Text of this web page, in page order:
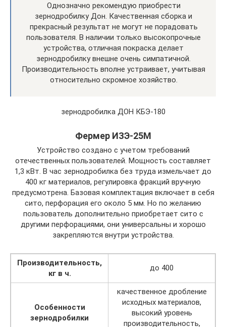
Однозначно рекомендую приобрести
зернодробилку Дон. Качественная сборка и
прекрасный результат не могут не порадовать
пользователя. В наличии только высокопрочные
устройства, отличная покраска делает
зернодробилку внешне очень симпатичной.
Производительность вполне устраивает, учитывая
относительно скромное хозяйство.
зернодробилка ДОН КБЭ-180
Фермер ИЗЭ-25М
Устройство создано с учетом требований
отечественных пользователей. Мощность составляет
1,3 кВт. В час зернодробилка без труда измельчает до
400 кг материалов, регулировка фракций вручную
предусмотрена. Базовая комплектация включает в себя
сито, перфорация его около 5 мм. Но по желанию
пользователь дополнительно приобретает сито с
другими перфорациями, они универсальны и хорошо
закрепляются внутри устройства.
Производительность,
кг в ч.
до 400
Особенности
зернодробилки
качественное дробление
исходных материалов,
высокий уровень
производительность,